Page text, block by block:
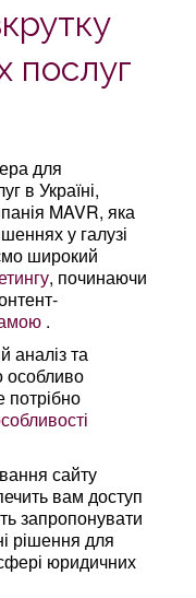
послуг
для
в Україні,
MAVR, яка
у галузі
широкий
, починаючи
.
аналіз та
особливо
потрібно
сайту
вам доступ
запропонувати
рішення для
юридичних